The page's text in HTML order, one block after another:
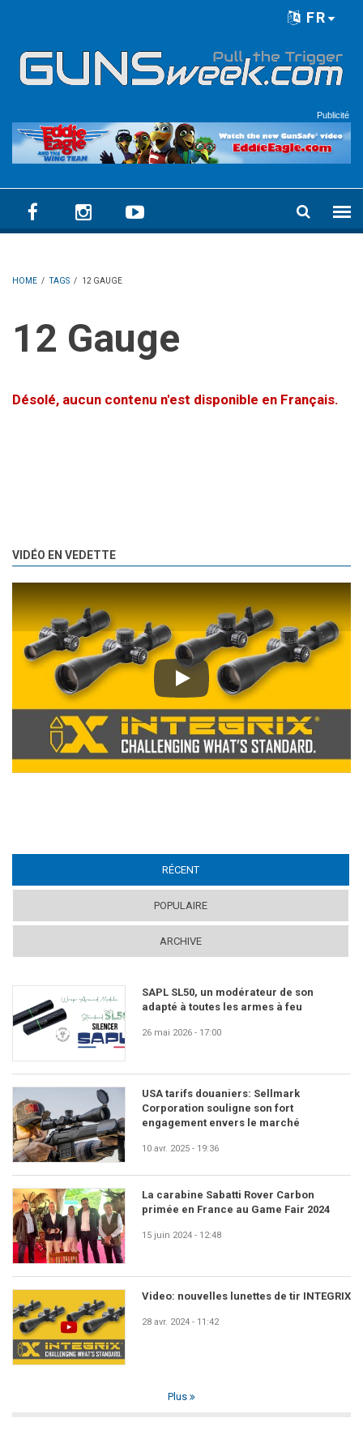
FR
Publicité
HOME / TAGS / 12 GAUGE
12 Gauge
Désolé, aucun contenu n'est disponible en Français.
VIDÉO EN VEDETTE
Play
RÉCENT
POPULAIRE
ARCHIVE
SAPL SL50, un modérateur de son
adapté à toutes les armes à feu
26 mai 2026 - 17:00
USA tarifs douaniers: Sellmark
Corporation souligne son fort
engagement envers le marché
10 avr. 2025 - 19:36
La carabine Sabatti Rover Carbon
primée en France au Game Fair 2024
15 juin 2024 - 12:48
Video: nouvelles lunettes de tir INTEGRIX
28 avr. 2024 - 11:42
Plus